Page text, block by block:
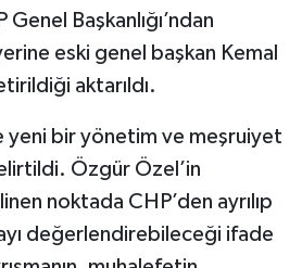
Başkanlığı’ndan
eski genel başkan Kemal
aktarıldı.
yeni bir yönetim ve meşruiyet
Özgür Özel’in
noktada CHP’den ayrılıp
değerlendirebileceği ifade